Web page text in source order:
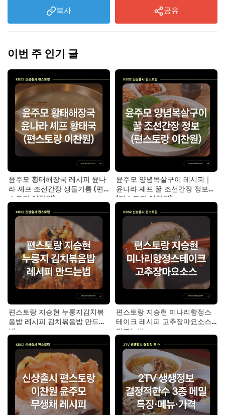
복사 공유
이번 주 인기 글
윤주모 황태해장국 레시피 윤나
라 셰프 조선간장 생들기름 (편
스토랑 이찬원)
윤주모 양념목살구이 레시피｜
윤나라 셰프 꿀 조선간장 정보
(편스토랑 이찬원)
편스토랑 지승현 누룽지김치볶
음밥 레시피 김치볶음밥 만드는
법
편스토랑 지승현 미나리항정스
테이크 레시피 고추장마요소스
만드는법